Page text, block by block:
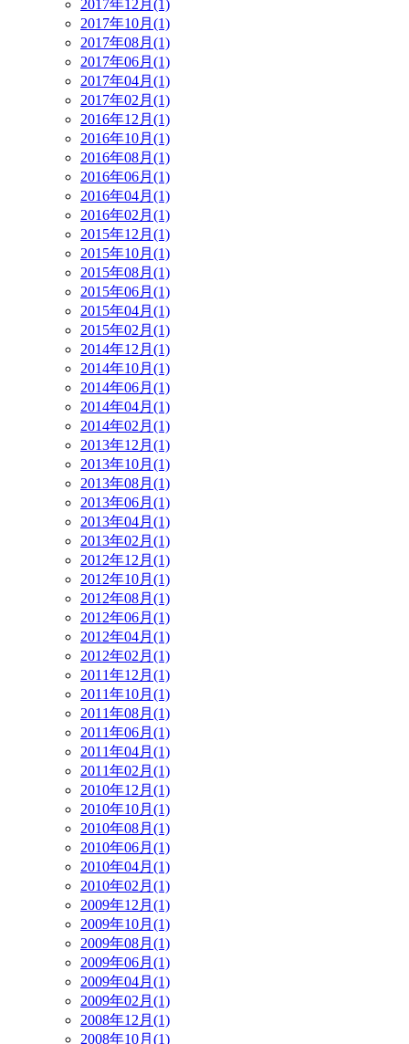
2017年12月(1)
2017年10月(1)
2017年08月(1)
2017年06月(1)
2017年04月(1)
2017年02月(1)
2016年12月(1)
2016年10月(1)
2016年08月(1)
2016年06月(1)
2016年04月(1)
2016年02月(1)
2015年12月(1)
2015年10月(1)
2015年08月(1)
2015年06月(1)
2015年04月(1)
2015年02月(1)
2014年12月(1)
2014年10月(1)
2014年06月(1)
2014年04月(1)
2014年02月(1)
2013年12月(1)
2013年10月(1)
2013年08月(1)
2013年06月(1)
2013年04月(1)
2013年02月(1)
2012年12月(1)
2012年10月(1)
2012年08月(1)
2012年06月(1)
2012年04月(1)
2012年02月(1)
2011年12月(1)
2011年10月(1)
2011年08月(1)
2011年06月(1)
2011年04月(1)
2011年02月(1)
2010年12月(1)
2010年10月(1)
2010年08月(1)
2010年06月(1)
2010年04月(1)
2010年02月(1)
2009年12月(1)
2009年10月(1)
2009年08月(1)
2009年06月(1)
2009年04月(1)
2009年02月(1)
2008年12月(1)
2008年10月(1)